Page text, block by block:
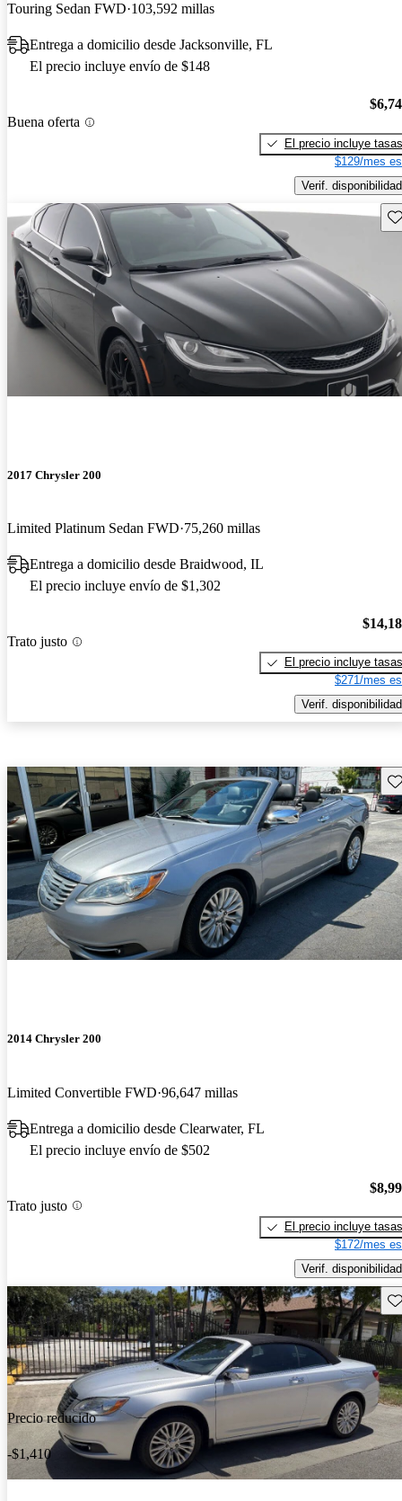
Touring Sedan FWD 103,592 millas
Entrega a domicilio desde Jacksonville, FL
El precio incluye envío de $148
Buena oferta
El precio incluye tasas
$129/mes
Verif. disponibilidad
2017 Chrysler 200
Limited Platinum Sedan FWD 75,260 millas
Entrega a domicilio desde Braidwood, IL
El precio incluye envío de $1,302
Trato justo
El precio incluye tasas
$271/mes
Verif. disponibilidad
2014 Chrysler 200
Limited Convertible FWD 96,647 millas
Entrega a domicilio desde Clearwater, FL
El precio incluye envío de $502
Trato justo
El precio incluye tasas
$172/mes
Verif. disponibilidad
Precio reducido
-$1,410